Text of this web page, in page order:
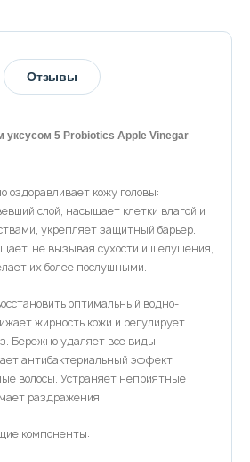
Отзывы
5 Probiotics Apple Vinegar
кожу головы:
слой, насыщает клетки влагой и
укрепляет защитный барьер.
не вызывая сухости и шелушения,
их более послушными.
оптимальный водно-
жирность кожи и регулирует
Бережно удаляет все виды
антибактериальный эффект,
волосы. Устраняет неприятные
раздражения.
компоненты: